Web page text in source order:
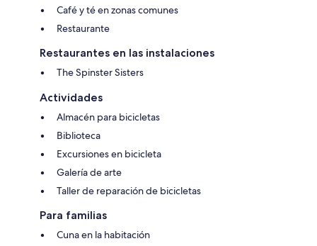
Café y té en zonas comunes
Restaurante
Restaurantes en las instalaciones
The Spinster Sisters
Actividades
Almacén para bicicletas
Biblioteca
Excursiones en bicicleta
Galería de arte
Taller de reparación de bicicletas
Para familias
Cuna en la habitación